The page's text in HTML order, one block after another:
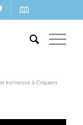
kermesse à Criquiers